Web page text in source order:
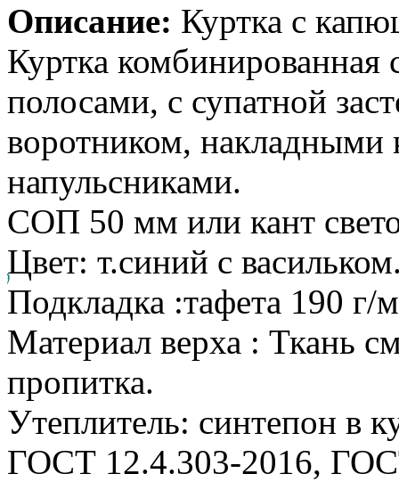
Описание: Куртка с
Куртка
полосами, с супатной
воротником,
напульсниками.
СОП 50 мм или кант
Цвет: т.синий с
Подкладка :тафета 190 г/
Материал верха : Ткань
пропитка.
Утеплитель: синтепон в
ГОСТ 12.4.303-2016,